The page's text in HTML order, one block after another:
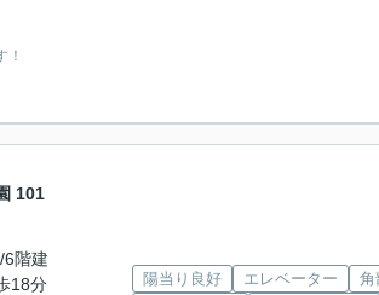
！
101
階建
18分
陽当り良好 エレベーター
角